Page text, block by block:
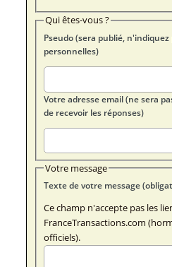
Qui êtes-vous ?
Pseudo (sera publié, n'indiquez
personnelles)
Votre adresse email (ne sera
de recevoir les réponses)
Votre message
Texte de votre
Ce champ n'accepte pas les
FranceTransactions.com
officiels).